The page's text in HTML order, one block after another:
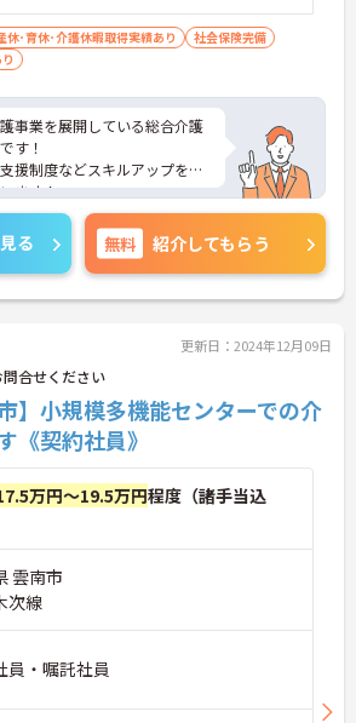
休･育休･介護休暇取得実績あり
社会保険完備
事業を展開している総合介護
す！
援制度などスキルアップを目
ます！
接のポイントなど、さらに詳
お気軽にご相談ください。
る 無料 紹介してもらう
更新日：2024年12月09日
合せください
】小規模多機能センターでの介
《契約社員》
万円～19.5万円程度（諸手当込
雲南市
次線
員・嘱託社員